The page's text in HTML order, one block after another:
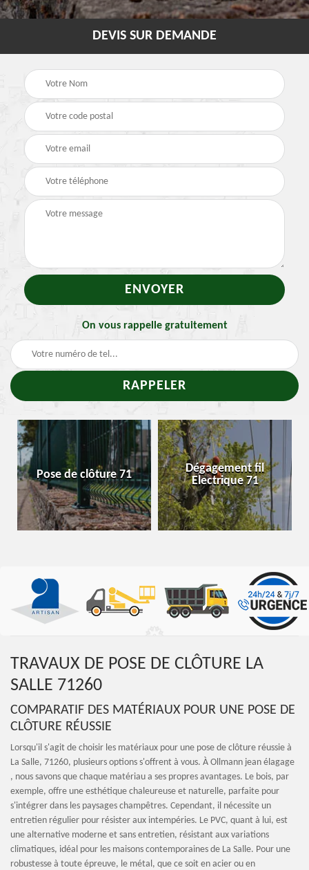
DEVIS SUR DEMANDE
On vous rappelle gratuitement
71
Dégagement fil
Electrique 71
Traitement
Enlevement
chenille
TRAVAUX DE POSE DE CLÔTURE LA
SALLE 71260
COMPARATIF DES MATÉRIAUX POUR UNE POSE DE
CLÔTURE RÉUSSIE
Lorsqu'il s'agit de choisir les matériaux pour une pose de clôture réussie à
La Salle, 71260, plusieurs options s'offrent à vous. À Ollmann jean élagage
, nous savons que chaque matériau a ses propres avantages. Le bois, par
exemple, offre une esthétique chaleureuse et naturelle, parfaite pour
s'intégrer dans les paysages champêtres. Cependant, il nécessite un
entretien régulier pour résister aux intempéries. Le PVC, quant à lui, est
une alternative moderne et sans entretien, résistant aux variations
climatiques, idéal pour les maisons contemporaines de La Salle. Pour une
robustesse à toute épreuve, le métal, que ce soit en acier ou en